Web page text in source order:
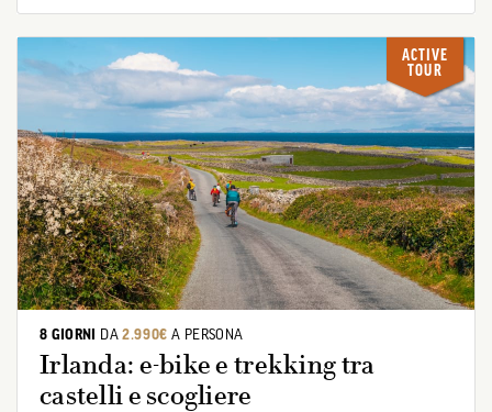
ACTIVE
TOUR
8 GIORNI DA2.990€ A PERSONA
Irlanda: e-bike e trekking tra
castelli e scogliere